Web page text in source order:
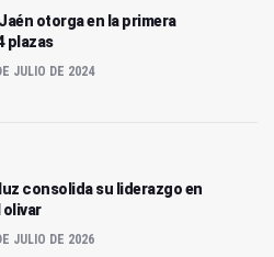
otorga en la primera
plazas
JULIO DE 2024
consolida su liderazgo en
olivar
JULIO DE 2026